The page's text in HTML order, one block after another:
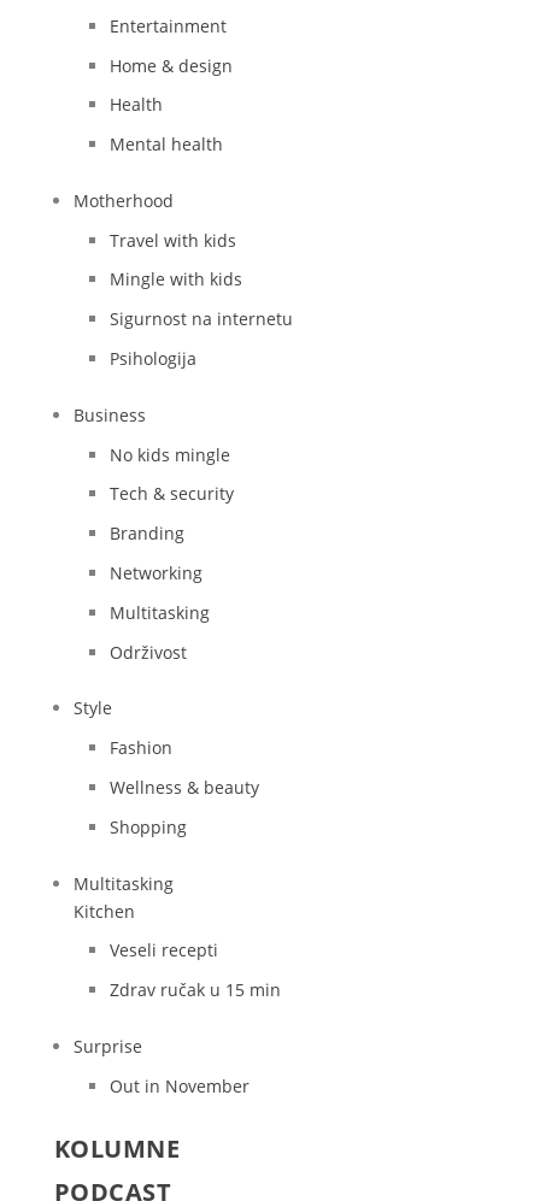
Entertainment
Home & design
Health
Mental health
Motherhood
Travel with kids
Mingle with kids
Sigurnost na internetu
Psihologija
Business
No kids mingle
Tech & security
Branding
Networking
Multitasking
Održivost
Style
Fashion
Wellness & beauty
Shopping
Multitasking
Kitchen
Veseli recepti
Zdrav ručak u 15 min
Surprise
Out in November
KOLUMNE
PODCAST